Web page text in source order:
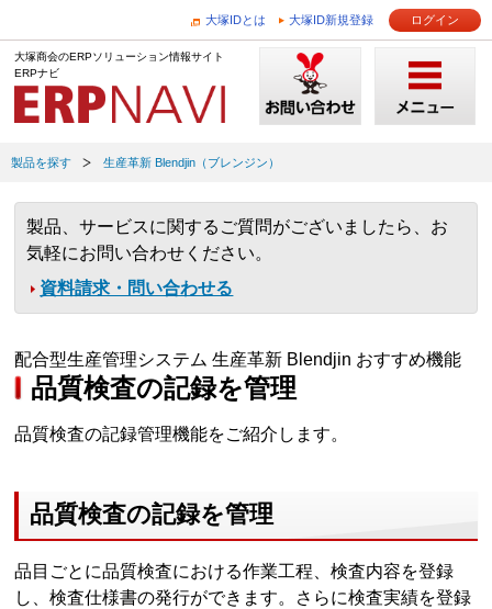
大塚IDとは 大塚ID新規登録 ログイン
大塚商会のERPソリューション情報サイト
ERPナビ
製品を探す 生産革新 Blendjin（ブレンジン）
製品、サービスに関するご質問がございましたら、お
気軽にお問い合わせください。
資料請求・問い合わせる
配合型生産管理システム 生産革新 Blendjin おすすめ機能
品質検査の記録を管理
品質検査の記録管理機能をご紹介します。
品質検査の記録を管理
品目ごとに品質検査における作業工程、検査内容を登録
し、検査仕様書の発行ができます。さらに検査実績を登録